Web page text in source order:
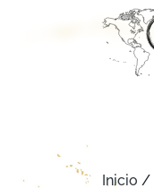
Inicio /